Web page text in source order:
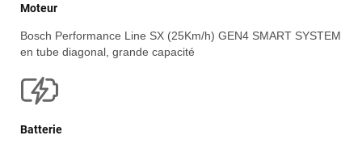
Moteur
Bosch Performance Line SX (25Km/h) GEN4 SMART SYSTEM
en tube diagonal, grande capacité
Batterie